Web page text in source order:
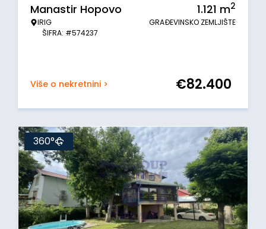
Manastir Hopovo
IRIG
ŠIFRA: #574237
1.121 m2
GRAĐEVINSKO ZEMLJIŠTE
Više o nekretnini > €82.400
360°